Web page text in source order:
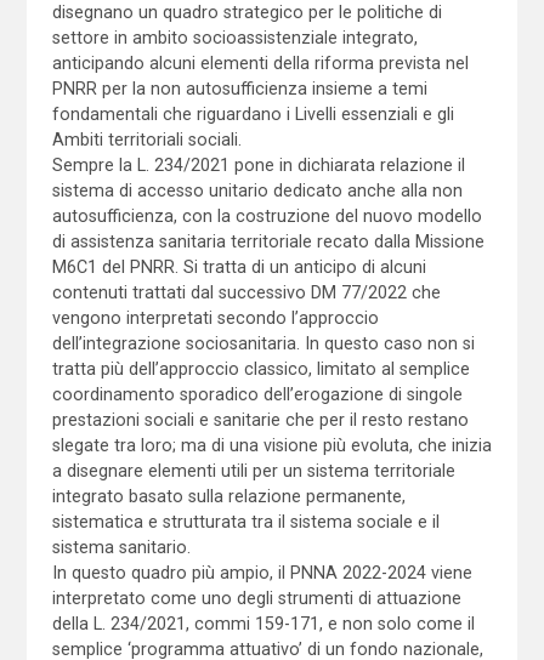
disegnano un quadro strategico per le politiche di
settore in ambito socioassistenziale integrato,
anticipando alcuni elementi della riforma prevista nel
PNRR per la non autosufficienza insieme a temi
fondamentali che riguardano i Livelli essenziali e gli
Ambiti territoriali sociali.
Sempre la L. 234/2021 pone in dichiarata relazione il
sistema di accesso unitario dedicato anche alla non
autosufficienza, con la costruzione del nuovo modello
di assistenza sanitaria territoriale recato dalla Missione
M6C1 del PNRR. Si tratta di un anticipo di alcuni
contenuti trattati dal successivo DM 77/2022 che
vengono interpretati secondo l’approccio
dell’integrazione sociosanitaria. In questo caso non si
tratta più dell’approccio classico, limitato al semplice
coordinamento sporadico dell’erogazione di singole
prestazioni sociali e sanitarie che per il resto restano
slegate tra loro; ma di una visione più evoluta, che inizia
a disegnare elementi utili per un sistema territoriale
integrato basato sulla relazione permanente,
sistematica e strutturata tra il sistema sociale e il
sistema sanitario.
In questo quadro più ampio, il PNNA 2022-2024 viene
interpretato come uno degli strumenti di attuazione
della L. 234/2021, commi 159-171, e non solo come il
semplice ‘programma attuativo’ di un fondo nazionale,